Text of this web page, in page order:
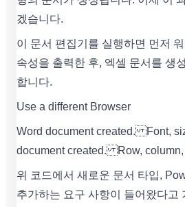
겠습니다.
이 문서 편집기를 실행하면 먼저
속성을 출력한 후, 엑셀 문서를 생
합니다.
Use a different Browser
Word document created. Font,
document created. Row, column,
위 코드에서 새로운 문서 타입,
추가하는 요구 사항이 들어왔다고